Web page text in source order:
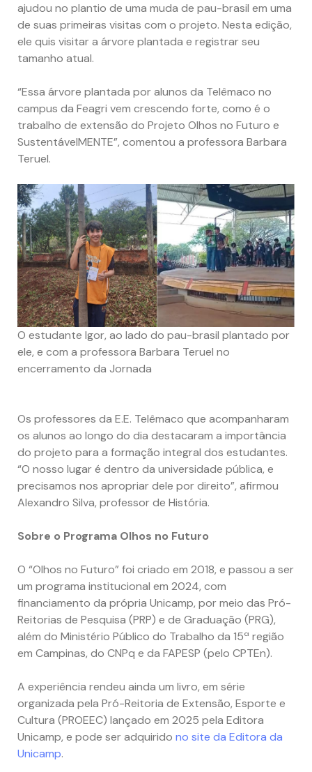
ajudou no plantio de uma muda de pau-brasil em uma
de suas primeiras visitas com o projeto. Nesta edição,
ele quis visitar a árvore plantada e registrar seu
tamanho atual.
“Essa árvore plantada por alunos da Telêmaco no
campus da Feagri vem crescendo forte, como é o
trabalho de extensão do Projeto Olhos no Futuro e
SustentávelMENTE”, comentou a professora Barbara
Teruel.
O estudante Igor, ao lado do pau-brasil plantado por
ele, e com a professora Barbara Teruel no
encerramento da Jornada
Os professores da E.E. Telêmaco que acompanharam
os alunos ao longo do dia destacaram a importância
do projeto para a formação integral dos estudantes.
“O nosso lugar é dentro da universidade pública, e
precisamos nos apropriar dele por direito”, afirmou
Alexandro Silva, professor de História.
Sobre o Programa Olhos no Futuro
O “Olhos no Futuro” foi criado em 2018, e passou a ser
um programa institucional em 2024, com
financiamento da própria Unicamp, por meio das Pró-
Reitorias de Pesquisa (PRP) e de Graduação (PRG),
além do Ministério Público do Trabalho da 15ª região
em Campinas, do CNPq e da FAPESP (pelo CPTEn).
A experiência rendeu ainda um livro, em série
organizada pela Pró-Reitoria de Extensão, Esporte e
Cultura (PROEEC) lançado em 2025 pela Editora
Unicamp, e pode ser adquirido no site da Editora da
Unicamp.